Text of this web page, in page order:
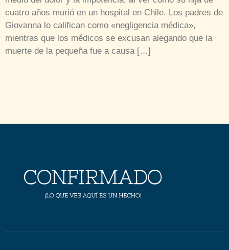
cuatro años murió en un hospital en Chile. Los padres de
Giovanna lo califican como «negligencia médica»,
mientras que los médicos se excusan alegando que la
muerte de la pequeña fue a causa […]